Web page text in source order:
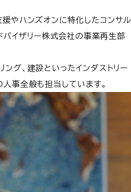
やハンズオンに特化したコンサル
イザリー株式会社の事業再生部
グ、建設といったインダストリー
事全般も担当しています。